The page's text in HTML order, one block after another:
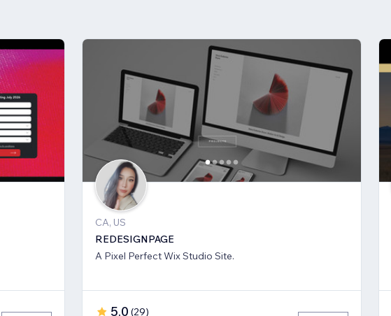
CA, US
REDESIGNPAGE
A Pixel Perfect Wix Studio Site.
5.0 (29)